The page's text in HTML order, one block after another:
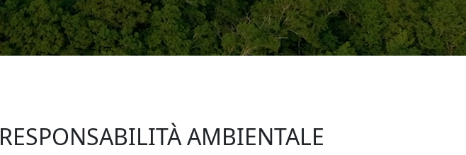
RESPONSABILITÀ AMBIENTALE